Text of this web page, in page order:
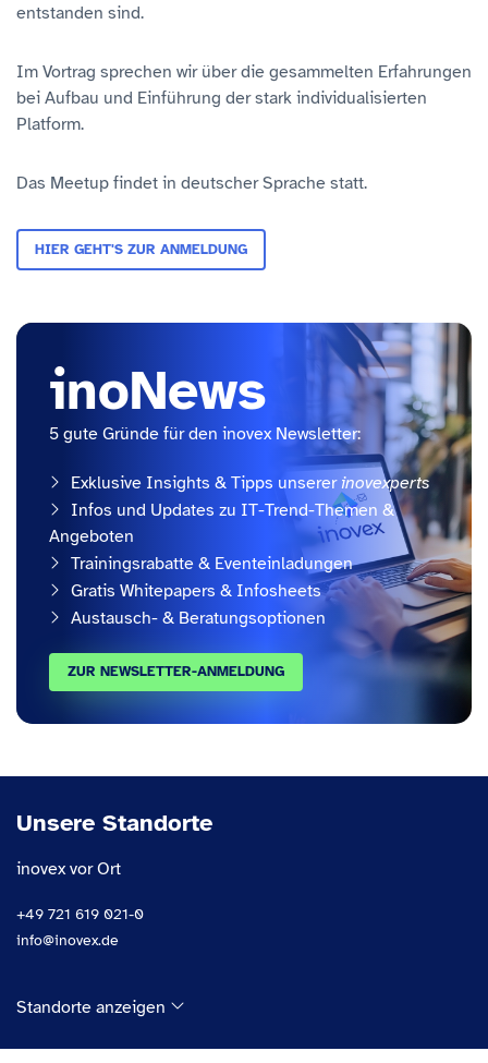
entstanden sind.
Im Vortrag sprechen wir über die gesammelten Erfahrungen
bei Aufbau und Einführung der stark individualisierten
Platform.
Das Meetup findet in deutscher Sprache statt.
HIER GEHT'S ZUR ANMELDUNG
inoNews
5 gute Gründe für den inovex Newsletter:
Exklusive Insights & Tipps unserer inovexperts
Infos und Updates zu IT-Trend-Themen &
Angeboten
Trainingsrabatte & Eventeinladungen
Gratis Whitepapers & Infosheets
Austausch- & Beratungsoptionen
ZUR NEWSLETTER-ANMELDUNG
Unsere Standorte
inovex vor Ort
+49 721 619 021-0
info@inovex.de
Standorte anzeigen